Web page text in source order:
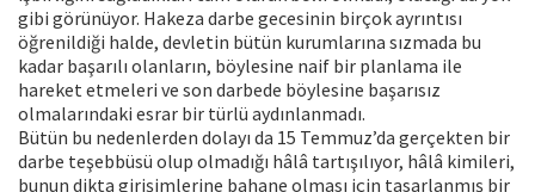
gibi görünüyor. Hakeza darbe gecesinin birçok ayrıntısı
öğrenildiği halde, devletin bütün kurumlarına sızmada bu
kadar başarılı olanların, böylesine naif bir planlama ile
hareket etmeleri ve son darbede böylesine başarısız
olmalarındaki esrar bir türlü aydınlanmadı.
Bütün bu nedenlerden dolayı da 15 Temmuz’da gerçekten bir
darbe teşebbüsü olup olmadığı hâlâ tartışılıyor, hâlâ kimileri,
bunun dikta girişimlerine bahane olması için tasarlanmış bir